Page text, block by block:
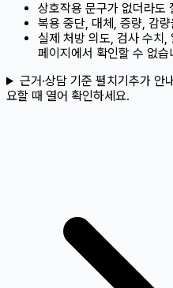
상호작용 문구가 없더라도
복용 중단, 대체, 증량, 감
실제 처방 의도, 검사 수치,
페이지에서 확인할 수 없습
근거·상담 기준 펼치기추가 안
요할 때 열어 확인하세요.